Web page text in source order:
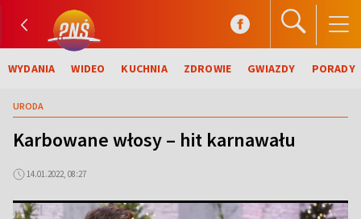
WYDANIA WIDEO KUCHNIA ZDROWIE GWIAZDY PORADY
URODA
Karbowane włosy – hit karnawału
14.01.2022, 08:27